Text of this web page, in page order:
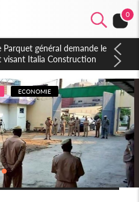
0
la sous-préfète
une appropriation locale du
ECONOMIE